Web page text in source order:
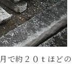
で約２０ｔほどの